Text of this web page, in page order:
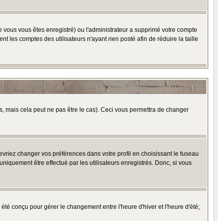
vous êtes enregistré) ou l'administrateur a supprimé votre compte
les comptes des utilisateurs n'ayant rien posté afin de réduire la taille
mais cela peut ne pas être le cas). Ceci vous permettra de changer
changer vos préférences dans votre profil en choisissant le fuseau
être effectué par les utilisateurs enregistrés. Donc, si vous
conçu pour gérer le changement entre l'heure d'hiver et l'heure d'été;